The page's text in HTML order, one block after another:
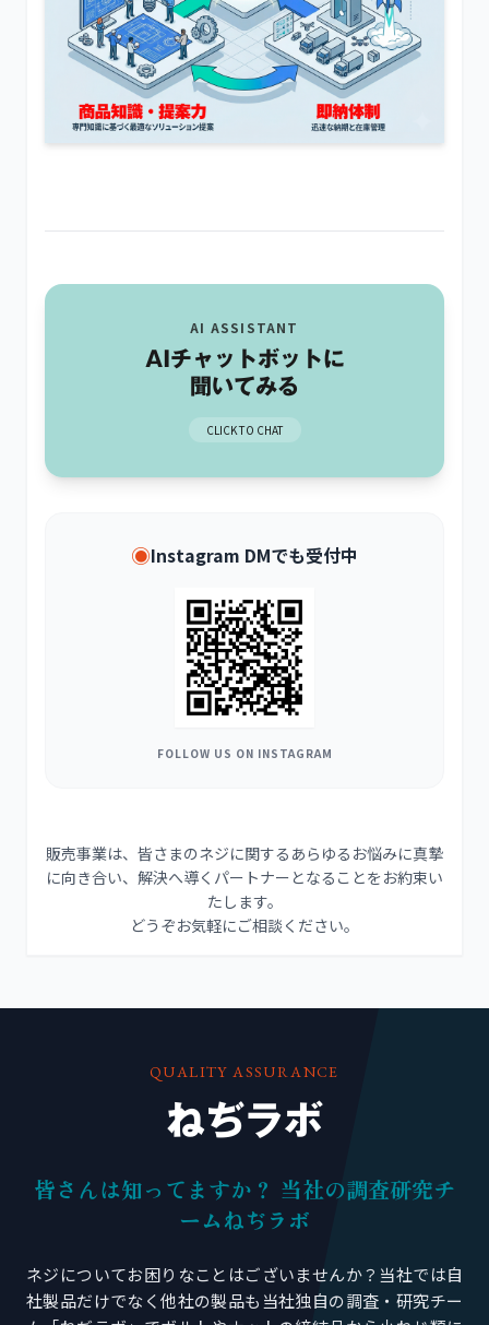
AI ASSISTANT
AIチャットボットに
聞いてみる
CLICK TO CHAT
◉Instagram DMでも受付中
FOLLOW US ON INSTAGRAM
販売事業は、皆さまのネジに関するあらゆるお悩みに真摯
に向き合い、解決へ導くパートナーとなることをお約束い
たします。
どうぞお気軽にご相談ください。
QUALITY ASSURANCE
ねぢラボ
皆さんは知ってますか？ 当社の調査研究チ
ームねぢラボ
ネジについてお困りなことはございませんか？当社では自
社製品だけでなく他社の製品も当社独自の調査・研究チー